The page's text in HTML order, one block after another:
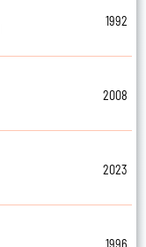
1992
2008
2023
1996